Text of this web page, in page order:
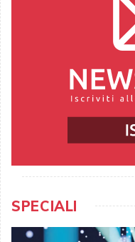
SPECIALI